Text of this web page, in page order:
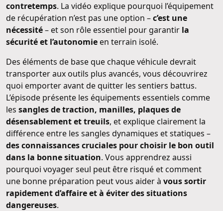
contretemps. La vidéo explique pourquoi l’équipement
de récupération n’est pas une option –c’est une
nécessité– et son rôle essentiel pour garantir la
sécurité et l’autonomieen terrain isolé.
Des éléments de base que chaque véhicule devrait
transporter aux outils plus avancés, vous découvrirez
quoi emporter avant de quitter les sentiers battus.
L’épisode présente les équipements essentiels comme
les sangles de traction, manilles, plaques de
désensablement et treuils, et explique clairement la
différence entre les sangles dynamiques et statiques –
des connaissances cruciales pour choisir le bon outil
dans la bonne situation. Vous apprendrez aussi
pourquoi voyager seul peut être risqué et comment
une bonne préparation peut vous aider à vous sortir
rapidement d’affaire et à éviter des situations
dangereuses.